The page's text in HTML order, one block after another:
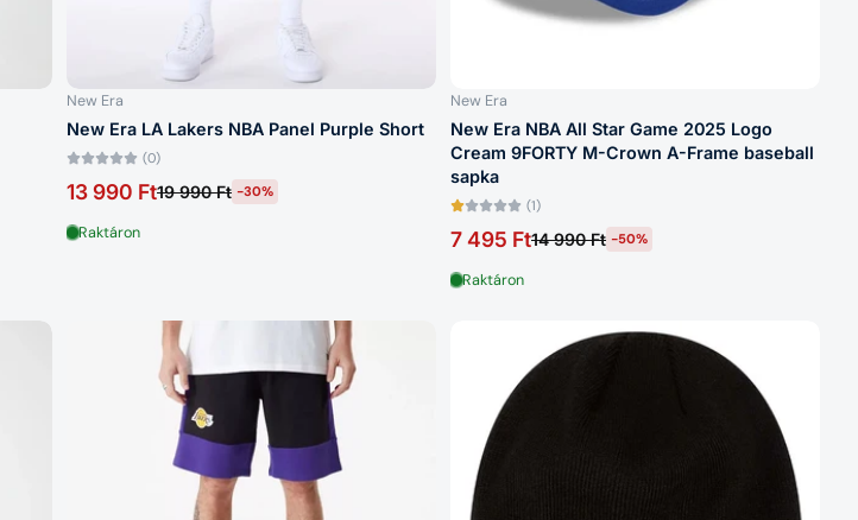
New Era
New Era LA Lakers NBA Panel Purple Short
(0)
13 990 Ft19 990 Ft -30%
Raktáron
New Era
New Era NBA All Star Game 2025 Logo
Cream 9FORTY M-Crown A-Frame baseball
sapka
(1)
7 495 Ft14 990 Ft -50%
Raktáron